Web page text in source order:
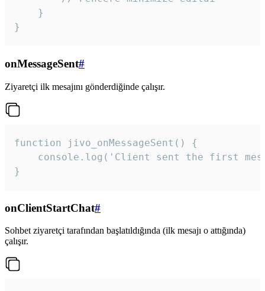
    }
}
onMessageSent#
Ziyaretçi ilk mesajını gönderdiğinde çalışır.
function jivo_onMessageSent() {
console.log('Client sent the first
}
onClientStartChat#
Sohbet ziyaretçi tarafından başlatıldığında (ilk mesajı o attığında)
çalışır.